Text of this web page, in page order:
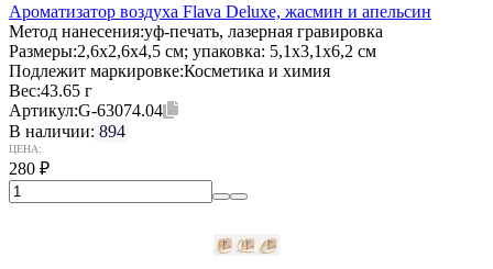
Ароматизатор воздуха Flava Deluxe, жасмин и апельсин
Метод нанесения:уф-печать, лазерная гравировка
Размеры:2,6х2,6х4,5 см; упаковка: 5,1x3,1x6,2 см
Подлежит маркировке:Косметика и химия
Вес:43.65 г
Артикул:G-63074.04
В наличии: 894
ЦЕНА:
280 ₽